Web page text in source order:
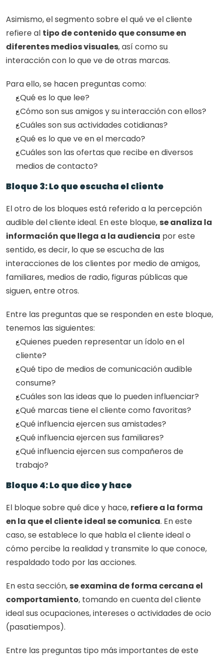
Asimismo, el segmento sobre el qué ve el cliente
refiere al tipo de contenido que consume en
diferentes medios visuales, así como su
interacción con lo que ve de otras marcas.
Para ello, se hacen preguntas como:
¿Qué es lo que lee?
¿Cómo son sus amigos y su interacción con ellos?
¿Cuáles son sus actividades cotidianas?
¿Qué es lo que ve en el mercado?
¿Cuáles son las ofertas que recibe en diversos
medios de contacto?
Bloque 3: Lo que escucha el cliente
El otro de los bloques está referido a la percepción
audible del cliente ideal. En este bloque, se analiza la
información que llega a la audiencia por este
sentido, es decir, lo que se escucha de las
interacciones de los clientes por medio de amigos,
familiares, medios de radio, figuras públicas que
siguen, entre otros.
Entre las preguntas que se responden en este bloque,
tenemos las siguientes:
¿Quienes pueden representar un ídolo en el
cliente?
¿Qué tipo de medios de comunicación audible
consume?
¿Cuáles son las ideas que lo pueden influenciar?
¿Qué marcas tiene el cliente como favoritas?
¿Qué influencia ejercen sus amistades?
¿Qué influencia ejercen sus familiares?
¿Qué influencia ejercen sus compañeros de
trabajo?
Bloque 4: Lo que dice y hace
El bloque sobre qué dice y hace, refiere a la forma
en la que el cliente ideal se comunica. En este
caso, se establece lo que habla el cliente ideal o
cómo percibe la realidad y transmite lo que conoce,
respaldado todo por las acciones.
En esta sección, se examina de forma cercana el
comportamiento, tomando en cuenta del cliente
ideal sus ocupaciones, intereses o actividades de ocio
(pasatiempos).
Entre las preguntas tipo más importantes de este